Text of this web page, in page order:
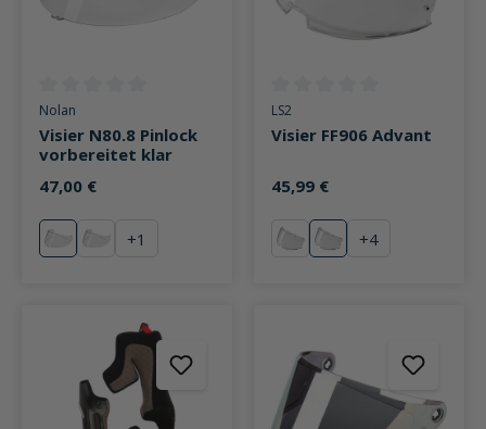
Durchschnittliche Bewertung von 0 von 5 Sternen
Nolan
Visier N80.8 Pinlock
vorbereitet klar
47,00 €
klar blau verspiegelt
+1
Durchschnittliche Bewertung
LS2
Visier FF906 Advant
45,99 €
klar blau verspiegelt
+4